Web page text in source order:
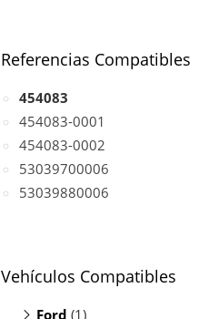
Referencias Compatibles
454083
454083-0001
454083-0002
53039700006
53039880006
Vehículos Compatibles
Ford (1)